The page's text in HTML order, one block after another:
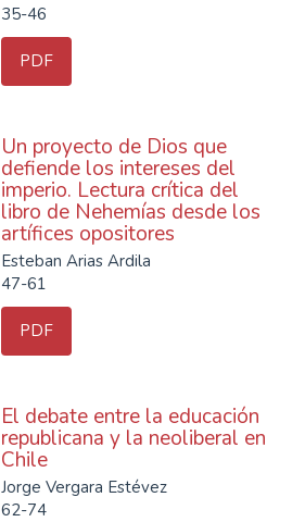
35-46
PDF
Un proyecto de Dios que
defiende los intereses del
imperio. Lectura crítica del
libro de Nehemías desde los
artífices opositores
Esteban Arias Ardila
47-61
PDF
El debate entre la educación
republicana y la neoliberal en
Chile
Jorge Vergara Estévez
62-74